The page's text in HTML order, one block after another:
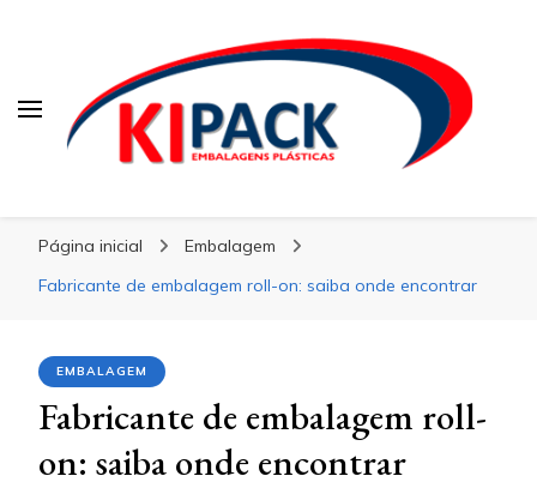
Página inicial
Embalagem
Fabricante de embalagem roll-on: saiba onde encontrar
EMBALAGEM
Fabricante de embalagem roll-
on: saiba onde encontrar